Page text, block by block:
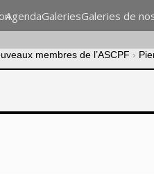
AgendaGaleriesGaleries de
membres de l’ASCPF ›